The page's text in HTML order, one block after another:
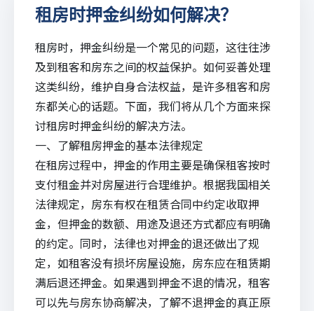
租房时押金纠纷如何解决？
租房时，押金纠纷是一个常见的问题，这往往涉
及到租客和房东之间的权益保护。如何妥善处理
这类纠纷，维护自身合法权益，是许多租客和房
东都关心的话题。下面，我们将从几个方面来探
讨租房时押金纠纷的解决方法。
一、了解租房押金的基本法律规定
在租房过程中，押金的作用主要是确保租客按时
支付租金并对房屋进行合理维护。根据我国相关
法律规定，房东有权在租赁合同中约定收取押
金，但押金的数额、用途及退还方式都应有明确
的约定。同时，法律也对押金的退还做出了规
定，如租客没有损坏房屋设施，房东应在租赁期
满后退还押金。如果遇到押金不退的情况，租客
可以先与房东协商解决，了解不退押金的真正原